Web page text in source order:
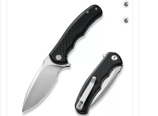
6
6